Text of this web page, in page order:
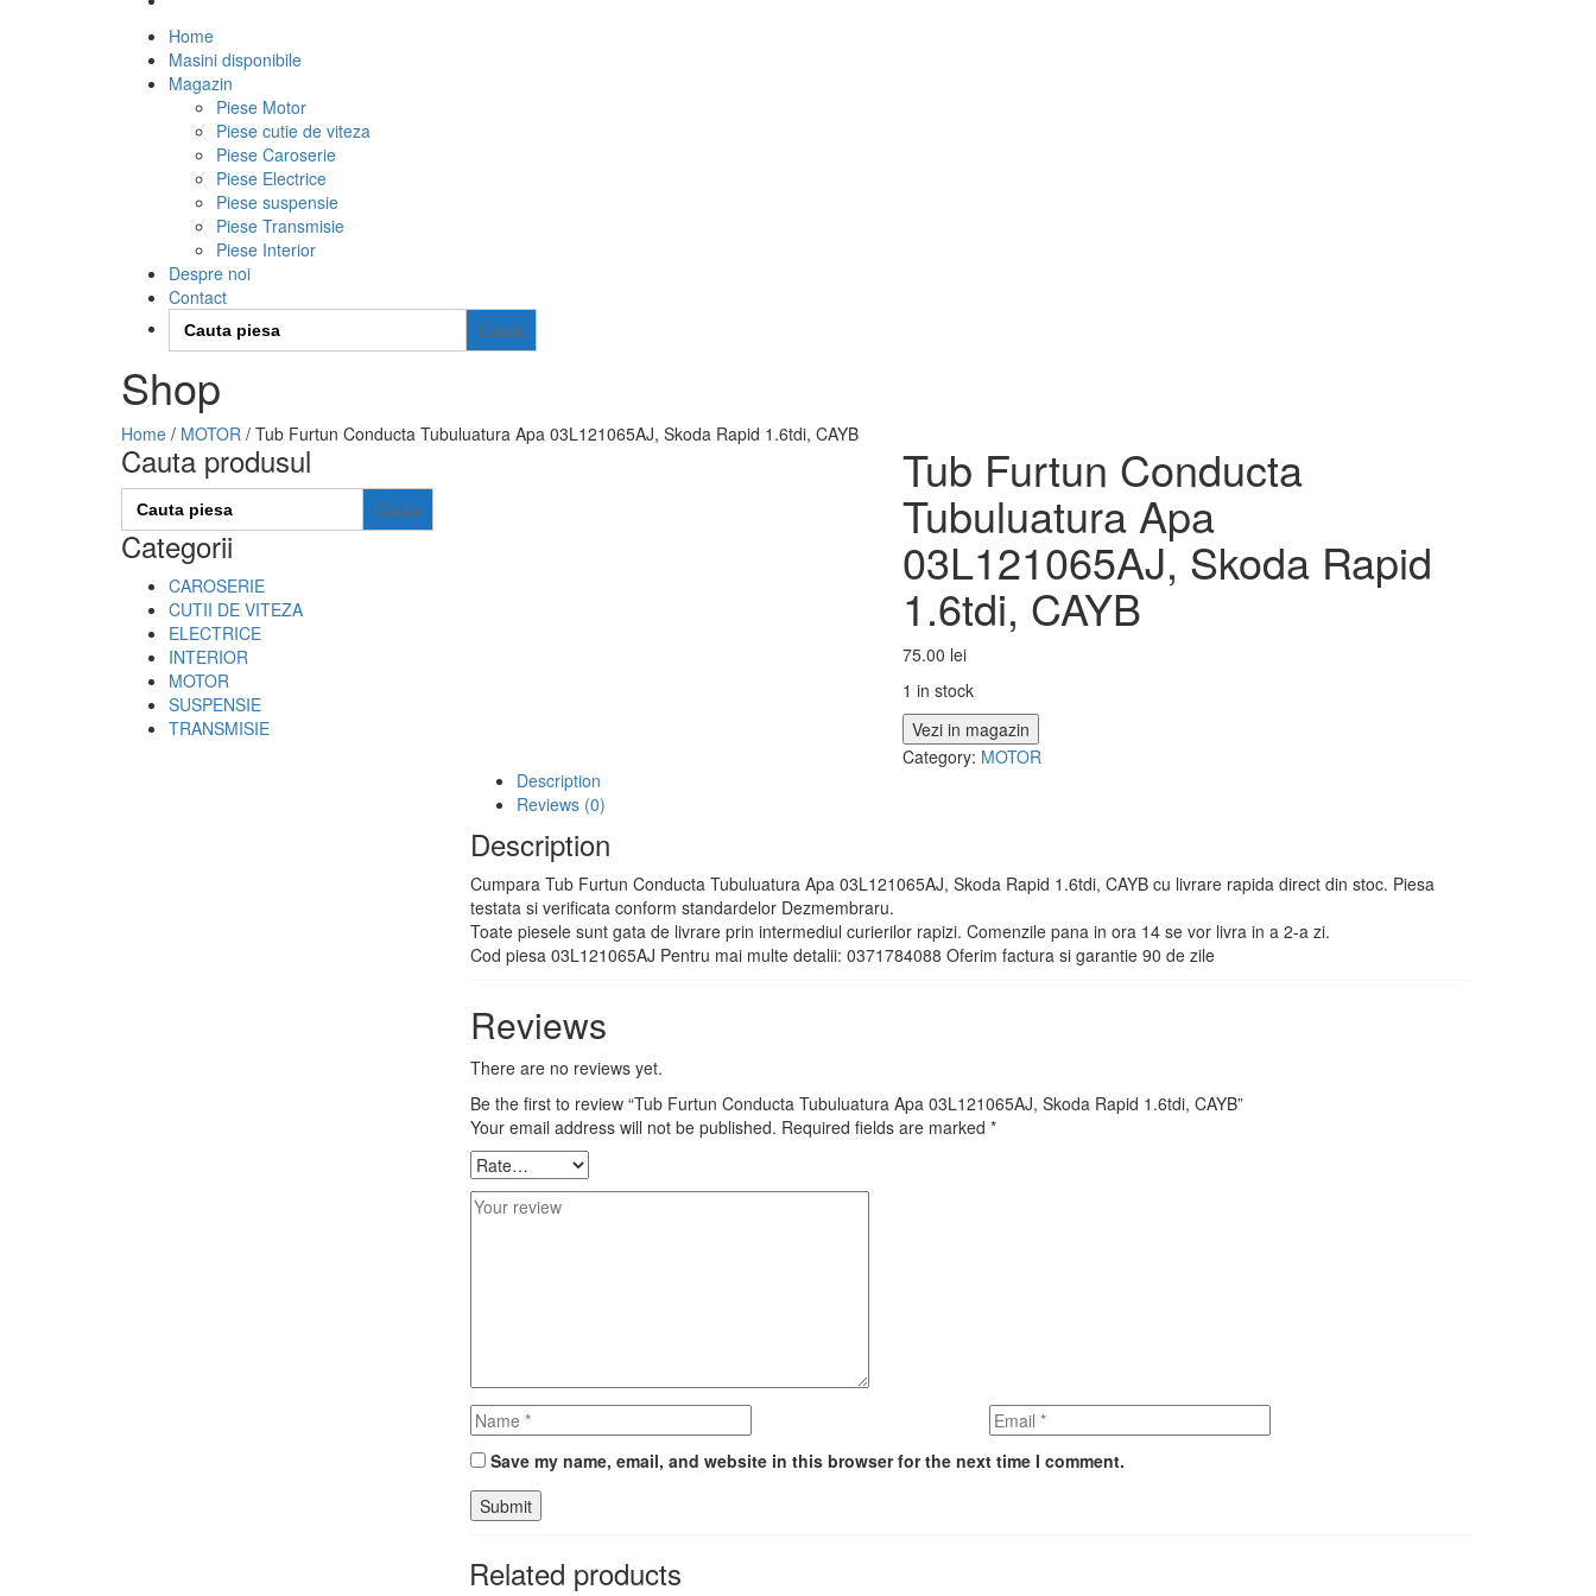
Home
Masini disponibile
Magazin
Piese Motor
Piese cutie de viteza
Piese Caroserie
Piese Electrice
Piese suspensie
Piese Transmisie
Piese Interior
Despre noi
Contact
Search
for:
Shop
Home / MOTOR / Tub Furtun Conducta Tubuluatura Apa 03L121065AJ, Skoda Rapid 1.6tdi, CAYB
Tub Furtun Conducta
Tubuluatura Apa
03L121065AJ, Skoda Rapid
1.6tdi, CAYB
75.00 lei
1 in stock
Vezi in magazin
Category: MOTOR
Description
Reviews (0)
Description
Cumpara Tub Furtun Conducta Tubuluatura Apa 03L121065AJ, Skoda Rapid 1.6tdi, CAYB cu livrare rapida direct din stoc. Piesa
testata si verificata conform standardelor Dezmembraru.
Toate piesele sunt gata de livrare prin intermediul curierilor rapizi. Comenzile pana in ora 14 se vor livra in a 2-a zi.
Cod piesa 03L121065AJ Pentru mai multe detalii: 0371784088 Oferim factura si garantie 90 de zile
Reviews
There are no reviews yet.
Be the first to review “Tub Furtun Conducta Tubuluatura Apa 03L121065AJ, Skoda Rapid 1.6tdi, CAYB”
Your email address will not be published. Required fields are marked *
Save my name, email, and website in this browser for the next time I comment.
Related products
Cauta produsul
Search
for:
Categorii
CAROSERIE
CUTII DE VITEZA
ELECTRICE
INTERIOR
MOTOR
SUSPENSIE
TRANSMISIE